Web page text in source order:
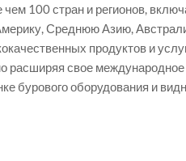
чем 100 стран и регионов,
Среднюю Азию,
продуктов и
расширяя свое
бурового оборудования и